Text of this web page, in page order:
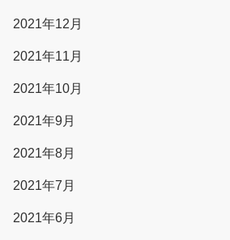
2021年12月
2021年11月
2021年10月
2021年9月
2021年8月
2021年7月
2021年6月